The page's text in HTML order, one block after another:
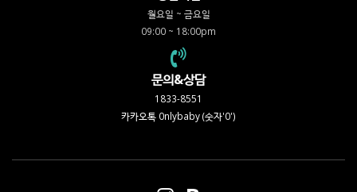
월요일 ~ 금요일
09:00 ~ 18:00pm
문의&상담
1833-8551
카카오톡 0nlybaby (숫자'0')